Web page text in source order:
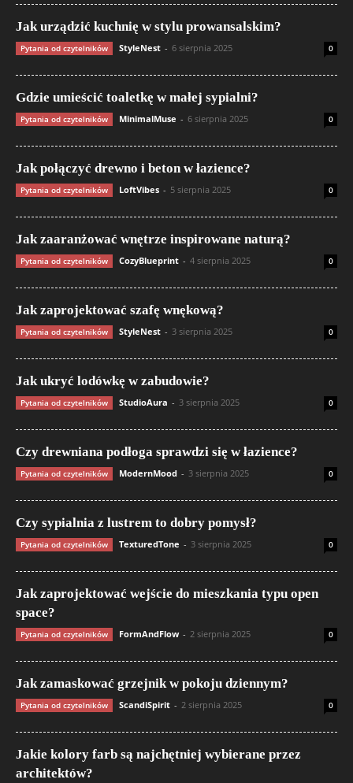
Jak urządzić kuchnię w stylu prowansalskim?
Pytania od czytelników StyleNest - 6 sierpnia 2025 0
Gdzie umieścić toaletkę w małej sypialni?
Pytania od czytelników MinimalMuse - 6 sierpnia 2025 0
Jak połączyć drewno i beton w łazience?
Pytania od czytelników LoftVibes - 5 sierpnia 2025 0
Jak zaaranżować wnętrze inspirowane naturą?
Pytania od czytelników CozyBlueprint - 4 sierpnia 2025 0
Jak zaprojektować szafę wnękową?
Pytania od czytelników StyleNest - 3 sierpnia 2025 0
Jak ukryć lodówkę w zabudowie?
Pytania od czytelników StudioAura - 3 sierpnia 2025 0
Czy drewniana podłoga sprawdzi się w łazience?
Pytania od czytelników ModernMood - 3 sierpnia 2025 0
Czy sypialnia z lustrem to dobry pomysł?
Pytania od czytelników TexturedTone - 3 sierpnia 2025 0
Jak zaprojektować wejście do mieszkania typu open
space?
Pytania od czytelników FormAndFlow - 2 sierpnia 2025 0
Jak zamaskować grzejnik w pokoju dziennym?
Pytania od czytelników ScandiSpirit - 2 sierpnia 2025 0
Jakie kolory farb są najchętniej wybierane przez
architektów?